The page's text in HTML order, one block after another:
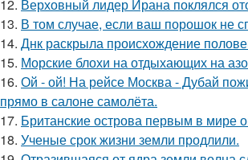
12. Верховный лидер Ирана поклялся
13. В том случае, если ваш порошок не
14. Днк раскрыла происхождение
15. Морские блохи на отдыхающих на
16. Ой - ой! На рейсе Москва - Дубай
прямо в салоне самолёта.
17. Британские острова первым в мире
18. Ученые срок жизни земли продлили.